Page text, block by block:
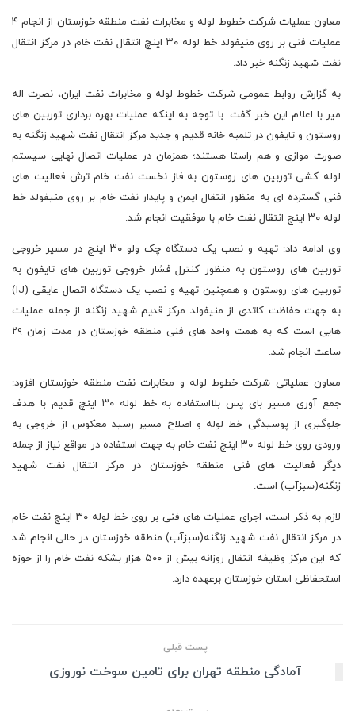
معاون عملیات شرکت خطوط لوله و مخابرات نفت منطقه خوزستان از انجام ۴
عملیات فنی بر روی منیفولد خط لوله ۳۰ اینچ انتقال نفت خام در مرکز انتقال
نفت شهید زنگنه خبر داد.
به گزارش روابط عمومی شرکت خطوط لوله و مخابرات نفت ایران، نصرت اله
میر با اعلام این خبر گفت: با توجه به اینکه عملیات بهره برداری توربین های
روستون و تایفون در تلمبه خانه قدیم و جدید مرکز انتقال نفت شهید زنگنه به
صورت موازی و هم راستا هستند؛ همزمان در عملیات اتصال نهایی سیستم
لوله کشی توربین های روستون به فاز نخست نفت خام ترش فعالیت های
فنی گسترده ای به منظور انتقال ایمن و پایدار نفت خام بر روی منیفولد خط
لوله ۳۰ اینچ انتقال نفت خام با موفقیت انجام شد.
وی ادامه داد: تهیه و نصب یک دستگاه چک ولو ۳۰ اینچ در مسیر خروجی
توربین های روستون به منظور کنترل فشار خروجی توربین های تایفون به
توربین های روستون و همچنین تهیه و نصب یک دستگاه اتصال عایقی (IJ)
به جهت حفاظت کاتدی از منیفولد مرکز قدیم شهید زنگنه از جمله عملیات
هایی است که به همت واحد های فنی منطقه خوزستان در مدت زمان ۲۹
ساعت انجام شد.
معاون عملیاتی شرکت خطوط لوله و مخابرات نفت منطقه خوزستان افزود:
جمع آوری مسیر بای پس بلااستفاده به خط لوله ۳۰ اینچ قدیم با هدف
جلوگیری از پوسیدگی خط لوله و اصلاح مسیر رسید معکوس از خروجی به
ورودی روی خط لوله ۳۰ اینچ نفت خام به جهت استفاده در مواقع نیاز از جمله
دیگر فعالیت های فنی منطقه خوزستان در مرکز انتقال نفت شهید
زنگنه(سبزآب) است.
لازم به ذکر است، اجرای عملیات های فنی بر روی خط لوله ۳۰ اینچ نفت خام
در مرکز انتقال نفت شهید زنگنه(سبزآب) منطقه خوزستان در حالی انجام شد
که این مرکز وظیفه انتقال روزانه بیش از ۵۰۰ هزار بشکه نفت خام را از حوزه
استحفاظی استان خوزستان برعهده دارد.
پست قبلی
آمادگی منطقه تهران برای تامین سوخت نوروزی